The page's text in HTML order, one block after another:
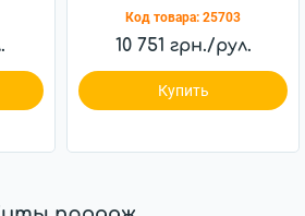
Код товара: 25703
10 751 грн./рул.
Купить